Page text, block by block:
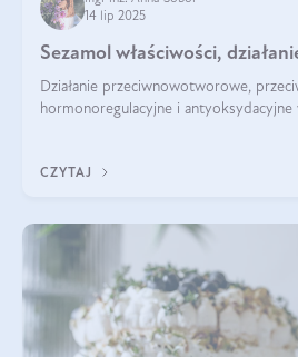
14 lip 2025
Sezamol właściwości,
Działanie przeciwnowotworowe,
hormonoregulacyjne i antyoksydacyjne
swojej diety — być może to pierwsza
CZYTAJ